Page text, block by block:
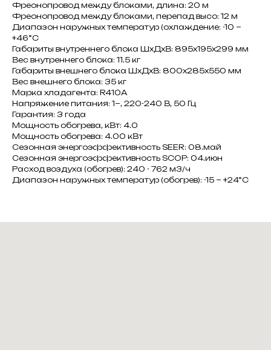
Фреонопровод между блоками, длина: 20 м
Фреонопровод между блоками, перепад высо: 12 м
Диапазон наружных температур (охлаждение: -10 ~
+46°C
Габариты внутреннего блока ШxДxВ: 895x195x299 мм
Вес внутреннего блока: 11.5 кг
Габариты внешнего блока ШxДxВ: 800x285x550 мм
Вес внешнего блока: 35 кг
Марка хладагента: R410A
Напряжение питания: 1~, 220-240 В, 50 Гц
Гарантия: 3 года
Мощность обогрева, кВт: 4.0
Мощность обогрева: 4.00 кВт
Сезонная энергоэффективность SEER: 08.май
Сезонная энергоэффективность SCOP: 04.июн
Расход воздуха (обогрев): 240 - 762 м3/ч
Диапазон наружных температур (обогрев): -15 ~ +24°C